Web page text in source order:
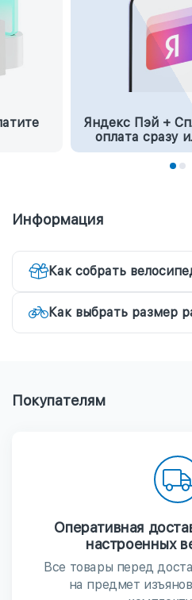
Яндекс Пэй +
оплата сразу
Информация
Как собрать
Как выбрать размер
Покупателям
Оперативная
настроенных
Все товары перед
на предмет